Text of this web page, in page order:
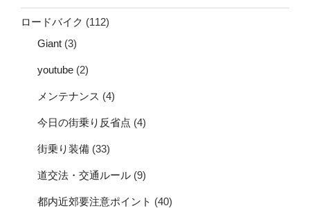
ロードバイク (112)
Giant (3)
youtube (2)
メンテナンス (4)
今日の街乗り反省点 (4)
街乗り装備 (33)
道交法・交通ルール (9)
都内近郊要注意ポイント (40)